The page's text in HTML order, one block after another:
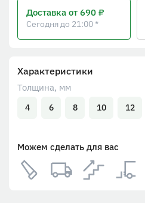
Характеристики
Толщина, мм
4 6 8 10 12
Можем сделать для вас
Доставка от 690 ₽
Сегодня до 21:00 *